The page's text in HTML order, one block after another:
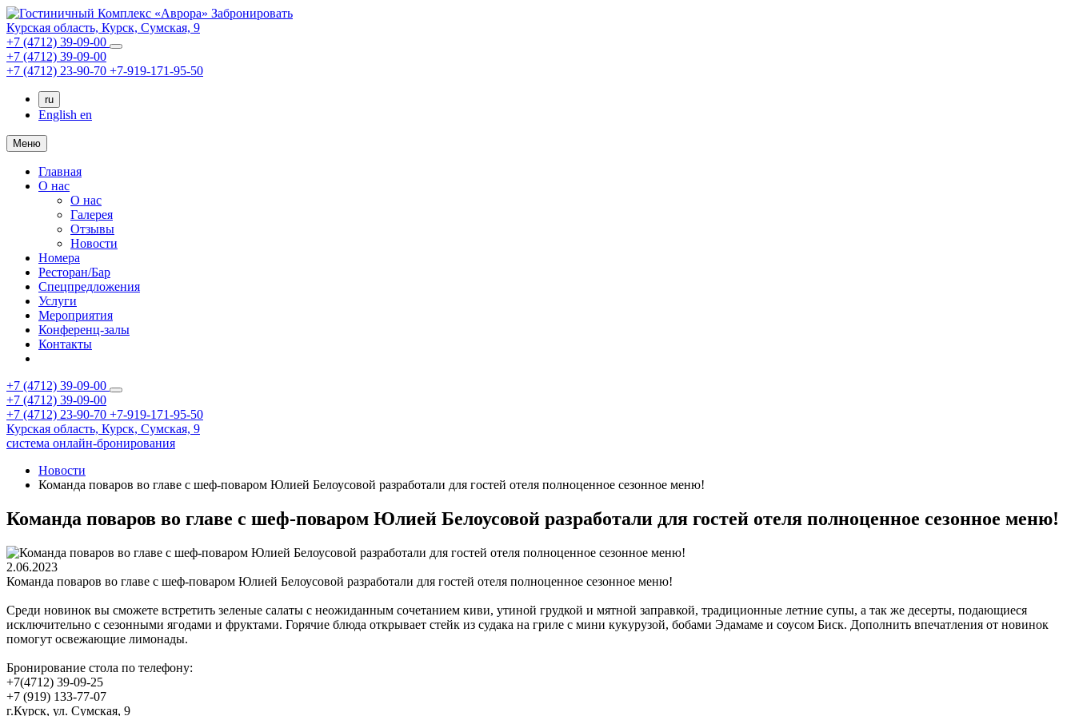
Забронировать
Курская область, Курск, Сумская, 9
+7 (4712) 39-09-00
+7 (4712) 39-09-00
+7 (4712) 23-90-70 +7-919-171-95-50
ru
English en
Меню
Главная
О нас
О нас
Галерея
Отзывы
Новости
Номера
Ресторан/Бар
Спецпредложения
Услуги
Мероприятия
Конференц-залы
Контакты
+7 (4712) 39-09-00
+7 (4712) 39-09-00
+7 (4712) 23-90-70 +7-919-171-95-50
Курская область, Курск, Сумская, 9
система онлайн-бронирования
Новости
Команда поваров во главе с шеф-поваром Юлией Белоусовой разработали для гостей отеля полноценное сезонное меню!
Команда поваров во главе с шеф-поваром Юлией Белоусовой разработали для гостей отеля полноценное сезонное меню!
2.06.2023
Команда поваров во главе с шеф-поваром Юлией Белоусовой разработали для гостей отеля полноценное сезонное меню!
Среди новинок вы сможете встретить зеленые салаты с неожиданным сочетанием киви, утиной грудкой и мятной заправкой, традиционные летние супы, а так же десерты, подающиеся
исключительно с сезонными ягодами и фруктами. Горячие блюда открывает стейк из судака на гриле с мини кукурузой, бобами Эдамаме и соусом Биск. Дополнить впечатления от новинок
помогут освежающие лимонады.
Бронирование стола по телефону:
+7(4712) 39-09-25
+7 (919) 133-77-07
г.Курск, ул. Сумская, 9